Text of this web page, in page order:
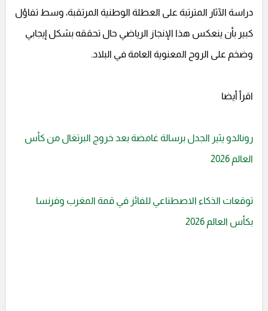
دراسة الآثار المترتبة على العطلة الوطنية المرتقبة، وسط تفاؤل
كبير بأن ينعكس هذا الإنجاز الرياضي حال تحققه بشكل إيجابي
وضخم على الروح المعنوية العامة في البلاد.
اقرأ أيضا
رونالدو يثير الجدل برسالة غامضة بعد خروج البرتغال من كأس
العالم 2026
توقعات الذكاء الاصطناعي للفائز في قمة المغرب وفرنسا
بكأس العالم 2026